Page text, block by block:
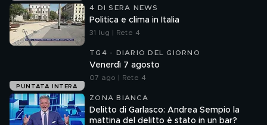
4 DI SERA NEWS
Politica e clima in Italia
31 lug | Rete 4
PUNTATA INTERA
TG4 - DIARIO DEL GIORNO
Venerdì 7 agosto
07 ago | Rete 4
ZONA BIANCA
Delitto di Garlasco: Andrea Sempio la
mattina del delitto è stato in un bar?